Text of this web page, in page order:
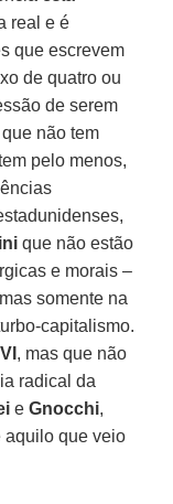
real e é
que escrevem
de quatro ou
de serem
não tem
pelo menos,
que não estão
e morais –
somente na
capitalismo.
, mas que não
radical da
eGnocchi,
aquilo que veio